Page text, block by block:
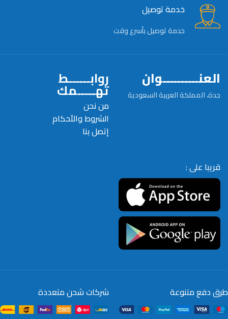
خدمة توصيل
خدمة توصيل بأسرع وقت
العنــــــــــوان
جدة، المملكة العربية السعودية
روابــــــط
تهـــــمك
من نحن
الشروط والأحكام
إتصل بنا
قريبا على :
طرق دفع متنوعة شركات شحن متعددة